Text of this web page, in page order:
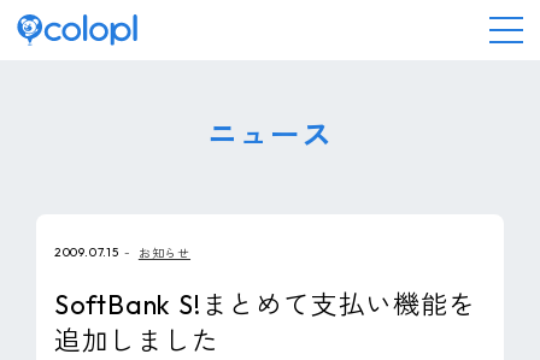
IR情報
ニュース
2009.07.15 お知らせ
SoftBank S!まとめて支払い機能を
追加しました